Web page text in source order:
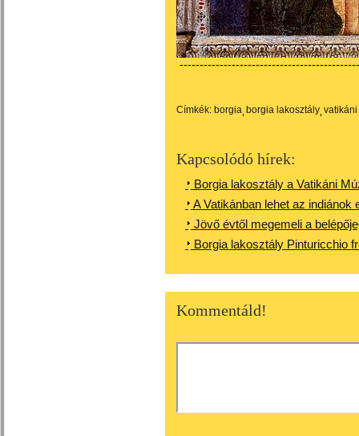
Címkék: borgia borgia lakosztály
Kapcsolódó hírek:
Borgia lakosztály a Vatikáni
A Vatikánban lehet az indiánok
Jövő évtől megemeli a
Borgia lakosztály Pinturicchio
Kommentáld!